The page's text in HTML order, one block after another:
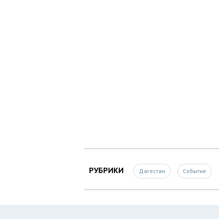
РУБРИКИ Дагестан Событие